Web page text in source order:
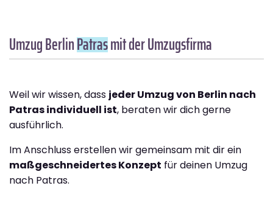
Umzug BerlinPatrasmit der Umzugsfirma
Weil wir wissen, dass jeder Umzug von Berlin nach
Patras individuell ist, beraten wir dich gerne
ausführlich.
Im Anschluss erstellen wir gemeinsam mit dir ein
maßgeschneidertes Konzept für deinen Umzug
nach Patras.